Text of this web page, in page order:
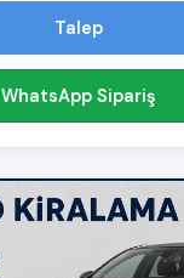
Talep
WhatsApp Sipariş